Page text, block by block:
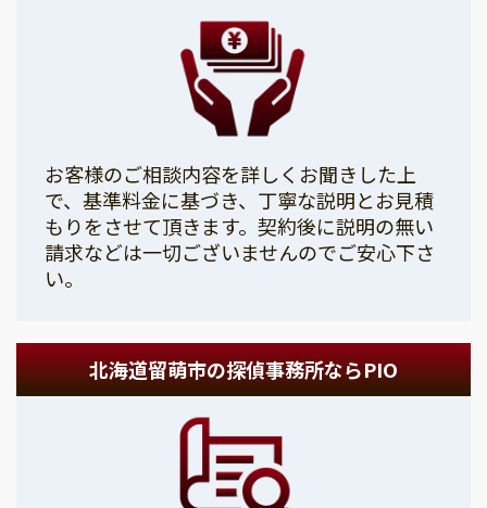
お客様のご相談内容を詳しくお聞きした上
で、基準料金に基づき、丁寧な説明とお見積
もりをさせて頂きます。契約後に説明の無い
請求などは一切ございませんのでご安心下さ
い。
北海道留萌市の探偵事務所ならPIO